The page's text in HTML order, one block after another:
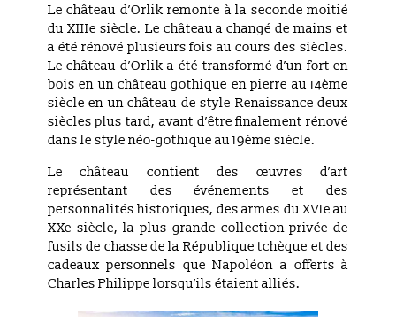
Le château d’Orlik remonte à la seconde moitié
du XIIIe siècle. Le château a changé de mains et
a été rénové plusieurs fois au cours des siècles.
Le château d’Orlik a été transformé d’un fort en
bois en un château gothique en pierre au 14ème
siècle en un château de style Renaissance deux
siècles plus tard, avant d’être finalement rénové
dans le style néo-gothique au 19ème siècle.
Le château contient des œuvres d’art
représentant des événements et des
personnalités historiques, des armes du XVIe au
XXe siècle, la plus grande collection privée de
fusils de chasse de la République tchèque et des
cadeaux personnels que Napoléon a offerts à
Charles Philippe lorsqu’ils étaient alliés.